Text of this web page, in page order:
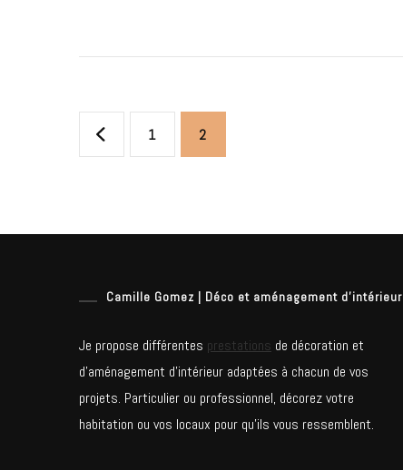
Pagination
Page
1 Page
2
Camille Gomez | Déco et aménagement d’intérieur
Je propose différentes prestations de décoration et
d’aménagement d’intérieur adaptées à chacun de vos
projets. Particulier ou professionnel, décorez votre
habitation ou vos locaux pour qu’ils vous ressemblent.